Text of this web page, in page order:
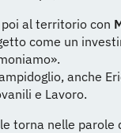
al territorio con
come un
anche
e Lavoro.
torna nelle parole